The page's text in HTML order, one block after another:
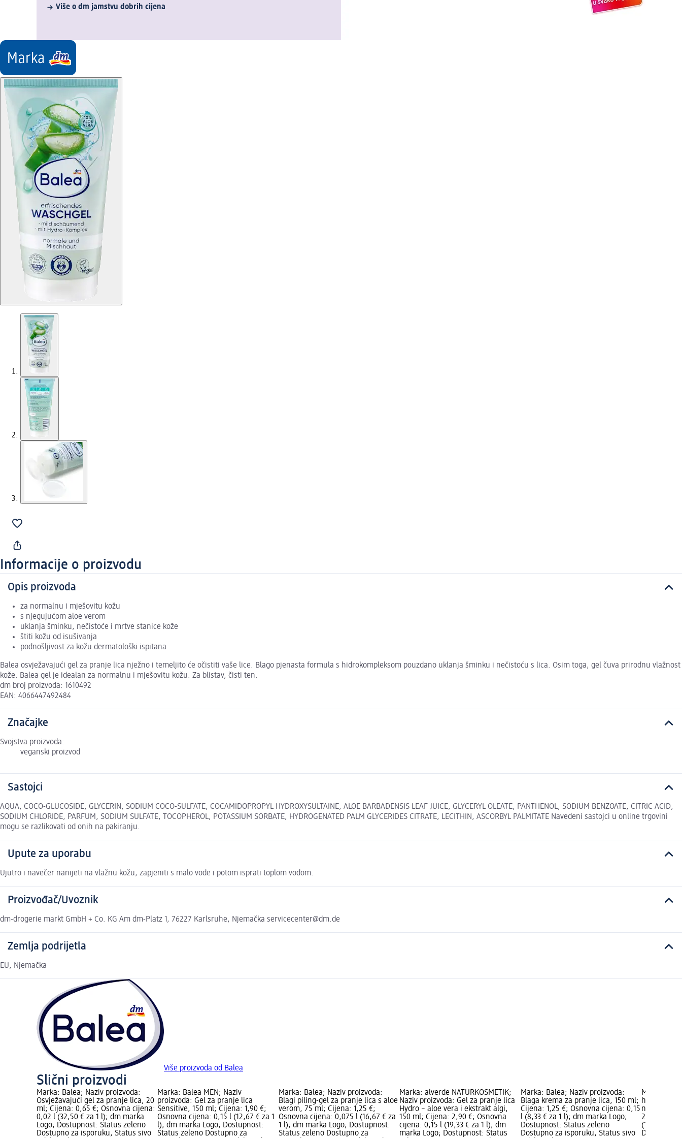
Više o dm jamstvu dobrih cijena
Informacije o proizvodu
Opis proizvoda
za normalnu i mješovitu kožu
s njegujućom aloe verom
uklanja šminku, nečistoće i mrtve stanice kože
štiti kožu od isušivanja
podnošljivost za kožu dermatološki ispitana
Balea osvježavajući gel za pranje lica nježno i temeljito će očistiti vaše lice. Blago pjenasta formula s hidrokompleksom pouzdano uklanja šminku i nečistoću s lica. Osim toga, gel čuva prirodnu vlažnost
kože. Balea gel je idealan za normalnu i mješovitu kožu. Za blistav, čisti ten.
dm broj proizvoda: 1610492
EAN: 4066447492484
Značajke
Svojstva proizvoda:
veganski proizvod
Sastojci
AQUA, COCO-GLUCOSIDE, GLYCERIN, SODIUM COCO-SULFATE, COCAMIDOPROPYL HYDROXYSULTAINE, ALOE BARBADENSIS LEAF JUICE, GLYCERYL OLEATE, PANTHENOL, SODIUM BENZOATE, CITRIC ACID,
SODIUM CHLORIDE, PARFUM, SODIUM SULFATE, TOCOPHEROL, POTASSIUM SORBATE, HYDROGENATED PALM GLYCERIDES CITRATE, LECITHIN, ASCORBYL PALMITATE Navedeni sastojci u online trgovini
mogu se razlikovati od onih na pakiranju.
Upute za uporabu
Ujutro i navečer nanijeti na vlažnu kožu, zapjeniti s malo vode i potom isprati toplom vodom.
Proizvođač/Uvoznik
dm-drogerie markt GmbH + Co. KG Am dm-Platz 1, 76227 Karlsruhe, Njemačka servicecenter@dm.de
Zemlja podrijetla
EU, Njemačka
Više proizvoda od Balea
Slični proizvodi
Marka: Balea; Naziv proizvoda:
Osvježavajući gel za pranje lica, 20
ml; Cijena: 0,65 €; Osnovna cijena:
0,02 l (32,50 € za 1 l); dm marka
Logo; Dostupnost: Status zeleno
Dostupno za isporuku, Status sivo
Marka: Balea MEN; Naziv
proizvoda: Gel za pranje lica
Sensitive, 150 ml; Cijena: 1,90 €;
Osnovna cijena: 0,15 l (12,67 € za 1
l); dm marka Logo; Dostupnost:
Status zeleno Dostupno za
Marka: Balea; Naziv proizvoda:
Blagi piling-gel za pranje lica s aloe
verom, 75 ml; Cijena: 1,25 €;
Osnovna cijena: 0,075 l (16,67 € za
1 l); dm marka Logo; Dostupnost:
Status zeleno Dostupno za
Marka: alverde NATURKOSMETIK;
Naziv proizvoda: Gel za pranje lica
Hydro – aloe vera i ekstrakt algi,
150 ml; Cijena: 2,90 €; Osnovna
cijena: 0,15 l (19,33 € za 1 l); dm
marka Logo; Dostupnost: Status
Marka: Balea; Naziv proizvoda:
Blaga krema za pranje lica, 150 ml;
Cijena: 1,25 €; Osnovna cijena: 0,15
l (8,33 € za 1 l); dm marka Logo;
Dostupnost: Status zeleno
Dostupno za isporuku, Status sivo
Marka:
hautrein
nečistu
2,15 €;
(14,33 € za